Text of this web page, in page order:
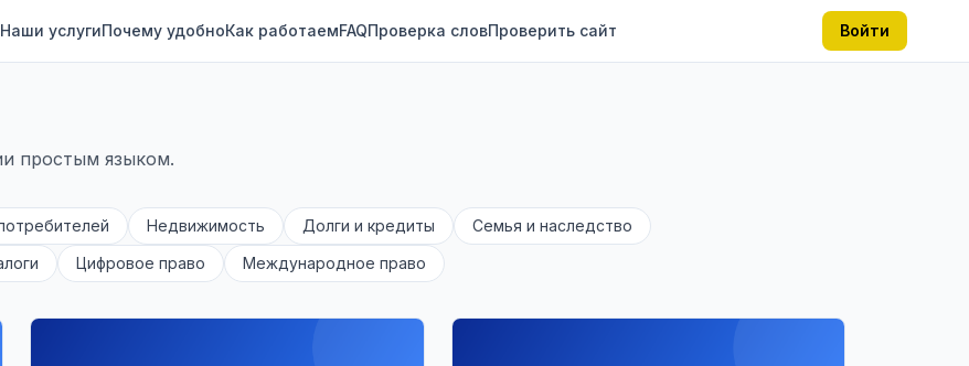
Наши услугиПочему удобноКак работаемFAQПроверка словПроверить сайт Войти
простым языком.
Недвижимость Долги и кредиты
Семья и наследство
Цифровое право Международное право